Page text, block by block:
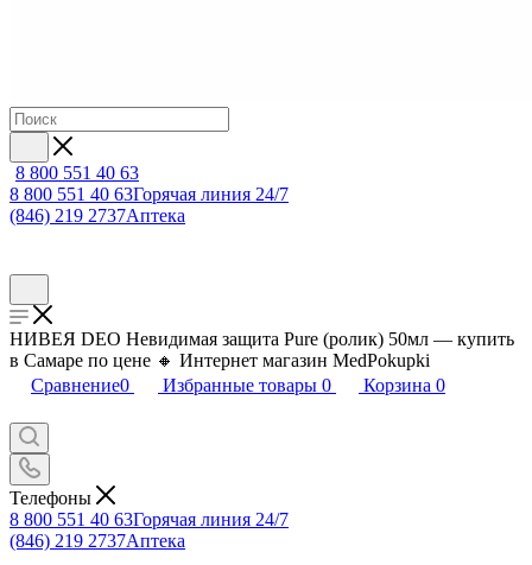
8 800 551 40 63
8 800 551 40 63Горячая линия 24/7
(846) 219 2737Аптека
НИВЕЯ DEO Невидимая защита Pure (ролик) 50мл — купить
в Самаре по цене 🔸 Интернет магазин MedPokupki
Сравнение0 Избранные товары 0 Корзина 0
Телефоны
8 800 551 40 63Горячая линия 24/7
(846) 219 2737Аптека